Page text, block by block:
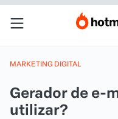
MARKETING DIGITAL
Gerador de e-
utilizar?